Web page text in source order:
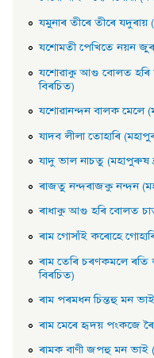
যমুনাৰ তীৰে তীৰে যদুৰায়
যশােমতী পেখিতে নয়ন
যশােৱাকু আগু বােলত হৰি
বিৰচিত)
যশােৱানন্দন বালক মেলে
যাদব লীলা তােহাৰি
যাদু ভাল নাচতু (মহাপুৰুষ
ৰাজতু নন্দৰাজকু নন্দন
ৰাধাকু আগু হৰি বােলত
ৰাম গােসাঁই কৰােহে
ৰাম তেৰি চৰণকমলে ৰতি
বিৰচিত)
ৰাম পৰমধন চিন্তহু মন ভাই
ৰাম মেৰে হৃদয় পংকজে
ৰামক বাণী জপহু মন ভাই